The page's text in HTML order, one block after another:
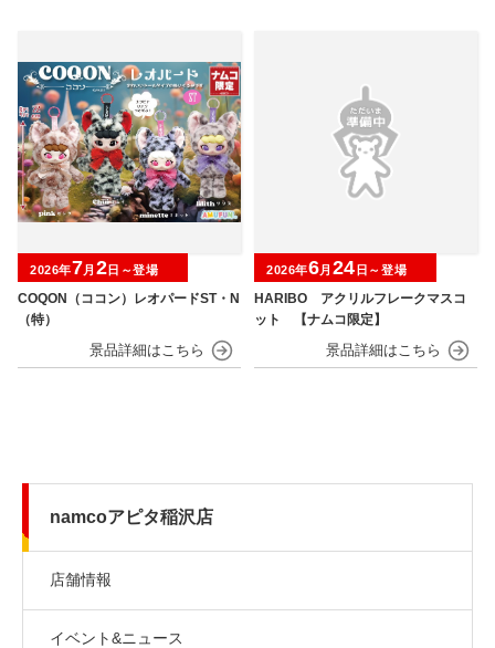
COQON（ココン）レオパードST・N
（特）
2026年7月 2 日～登場
HARIBO アクリルフレークマスコ
ット 【ナムコ限定】
2026年6月 24 日～登場
namcoアピタ稲沢店
店舗情報
イベント&ニュース